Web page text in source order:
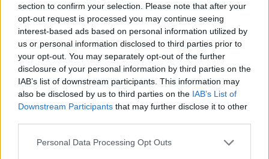
section to confirm your selection. Please note that after your
opt-out request is processed you may continue seeing
interest-based ads based on personal information utilized by
us or personal information disclosed to third parties prior to
your opt-out. You may separately opt-out of the further
disclosure of your personal information by third parties on the
IAB’s list of downstream participants. This information may
also be disclosed by us to third parties on the IAB’s List of
Downstream Participants that may further disclose it to other
Personal Data Processing Opt Outs
Dit voorbeeld uit de populaire categorie combineert het
traditionele boeket van mout, rijpe banaan en kruidnagel
met sterke geroosterde aroma’s, koffietonen en een volle
toets van chocolade.
In het glas is de ongewone tarwe diep kastanjebruin met
een betoverende robijnrode glans. Het ivoorkleurige
schuim vormt een kroon met fijne poriën en geeft het bier
een afgewerkte uitstraling. De geur van de HOLZHAUSER
koffiebonen. Een subtiele aanwezigheid van onrijpe